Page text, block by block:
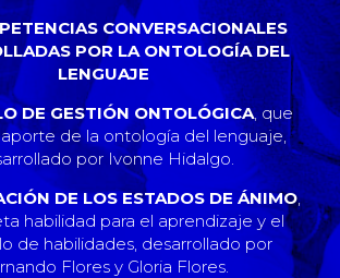
CONVERSACIONALES
POR LA ONTOLOGÍA DEL
LENGUAJE
DE GESTIÓN ONTOLÓGICA, que
de la ontología del lenguaje,
por Ivonne Hidalgo.
DE LOS ESTADOS DE ÁNIMO,
habilidad para el aprendizaje y el
de habilidades, desarrollado por
Flores y Gloria Flores.